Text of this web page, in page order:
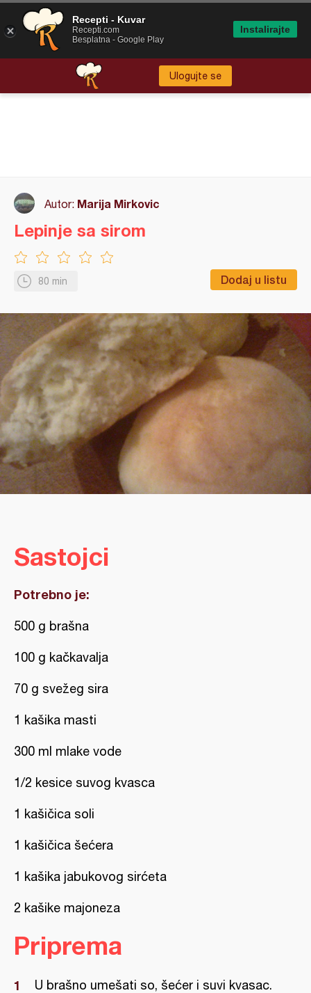
Ulogujte se
Autor: Marija Mirkovic
80 min Dodaj u listu
Lepinje sa sirom
Sastojci
Potrebno je:
500 g brašna
100 g kačkavalja
70 g svežeg sira
1 kašika masti
300 ml mlake vode
1/2 kesice suvog kvasca
1 kašičica soli
1 kašičica šećera
1 kašika jabukovog sirćeta
2 kašike majoneza
Priprema
U brašno umešati so, šećer i suvi kvasac.
Recepti - Kuvar
Recepti.com
Besplatna - Google Play
Instalirajte